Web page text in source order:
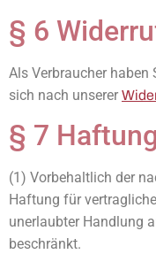
§ 6
Als Verbraucher haben
sich nach unserer
§ 7
(1) Vorbehaltlich der
Haftung für
unerlaubter Handlung
beschränkt.